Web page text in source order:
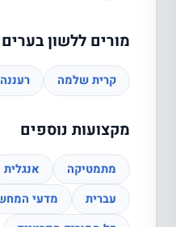
מורים ללשון
קרית שלמה רעננה
מקצועות נוספים
מתמטיקה אנגלית
עברית
מדעי